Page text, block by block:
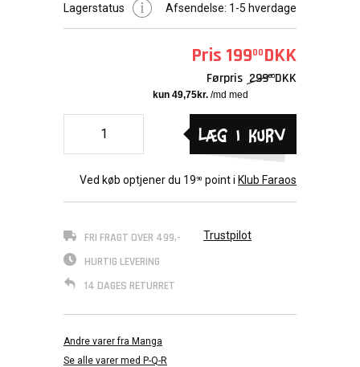
Lagerstatus Afsendelse: 1-5 hverdage
Pris 19900 DKK
Førpris 29900DKK
Læg i kurv
Ved køb optjener du 1990 point i Klub Faraos
FRI FRAGT OVER 499,-
HURTIG LEVERING
14 DAGES RETURRET
Trustpilot
Andre varer fra Manga
Se alle varer med P-Q-R